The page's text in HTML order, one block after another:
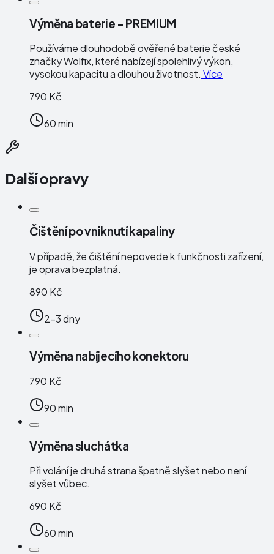
Výměna baterie - PREMIUM
Používáme dlouhodobě ověřené baterie české
značkyWolfix, které nabízejí spolehlivý výkon,
vysokou kapacitu a dlouhou životnost. Více
790 Kč
60 min
Další opravy
Čištění po vniknutí kapaliny
V případě, že čištění nepovede k funkčnosti zařízení,
je oprava bezplatná.
890 Kč
2-3 dny
Výměna nabíjecího konektoru
790 Kč
90 min
Výměna sluchátka
Při volání je druhá strana špatně slyšet nebo není
slyšet vůbec.
690 Kč
60 min